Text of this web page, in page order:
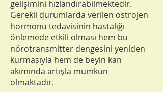
gelişimini hızlandırabilmektedir.
Gerekli durumlarda verilen östrojen
hormonu tedavisinin hastalığı
önlemede etkili olması hem bu
nörotransmitter dengesini yeniden
kurmasıyla hem de beyin kan
akımında artışla mümkün
olmaktadır.